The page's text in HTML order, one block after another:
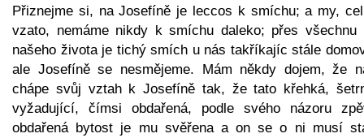
Přiznejme si, na Josefíně je leccos k smíchu; a my,
vzato, nemáme nikdy k smíchu daleko; přes všechnu
našeho života je tichý smích u nás takříkajíc stále
ale Josefíně se nesmějeme. Mám někdy dojem, že
chápe svůj vztah k Josefíně tak, že tato křehká,
vyžadující, čímsi obdařená, podle svého názoru
obdařená bytost je mu svěřena a on se o ni musí